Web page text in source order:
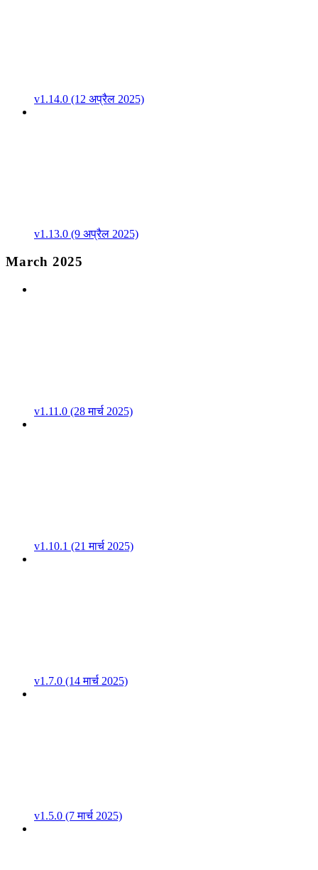
v1.14.0 (12 अप्रैल 2025)
v1.13.0 (9 अप्रैल 2025)
March 2025
v1.11.0 (28 मार्च 2025)
v1.10.1 (21 मार्च 2025)
v1.7.0 (14 मार्च 2025)
v1.5.0 (7 मार्च 2025)